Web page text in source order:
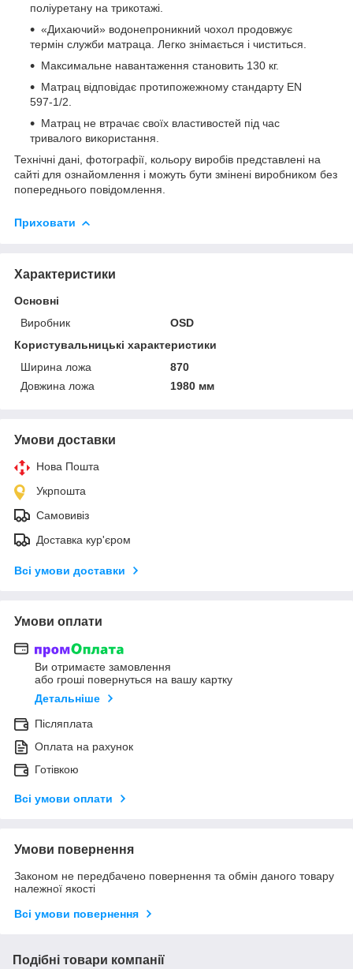
поліуретану на трикотажі.
«Дихаючий» водонепроникний чохол продовжує
термін служби матраца. Легко знімається і чиститься.
Максимальне навантаження становить 130 кг.
Матрац відповідає протипожежному стандарту EN
597-1/2.
Матрац не втрачає своїх властивостей під час
тривалого використання.
Технічні дані, фотографії, кольору виробів представлені на
сайті для ознайомлення і можуть бути змінені виробником без
попереднього повідомлення.
Приховати
Характеристики
Основні
Виробник
ОSD
Користувальницькі характеристики
Ширина ложа
870
Довжина ложа
1980 мм
Умови доставки
Нова Пошта
Укрпошта
Самовивіз
Доставка кур'єром
Всі умови доставки
Умови оплати
Ви отримаєте замовлення
або гроші повернуться на вашу картку
Детальніше
Післяплата
Оплата на рахунок
Готівкою
Всі умови оплати
Умови повернення
Законом не передбачено повернення та обмін даного товару
належної якості
Всі умови повернення
Подібні товари компанії